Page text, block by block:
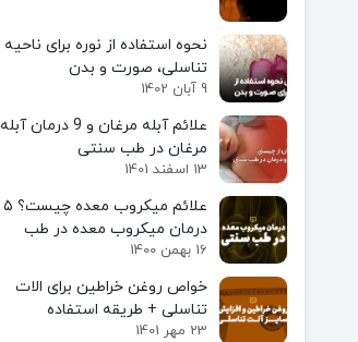
نحوه استفاده از نوره برای ناحیه
تناسلی، صورت و بدن
9 آبان 1402
علائم آبله مرغان و 9 درمان آبله
مرغان در طب سنتی
13 اسفند 1401
علائم میکروب معده چیست؟ ۵
درمان میکروب معده در طب
سنتی
16 بهمن 1400
خواص روغن خراطین برای الات
تناسلی + طریقه استفاده
23 مهر 1401